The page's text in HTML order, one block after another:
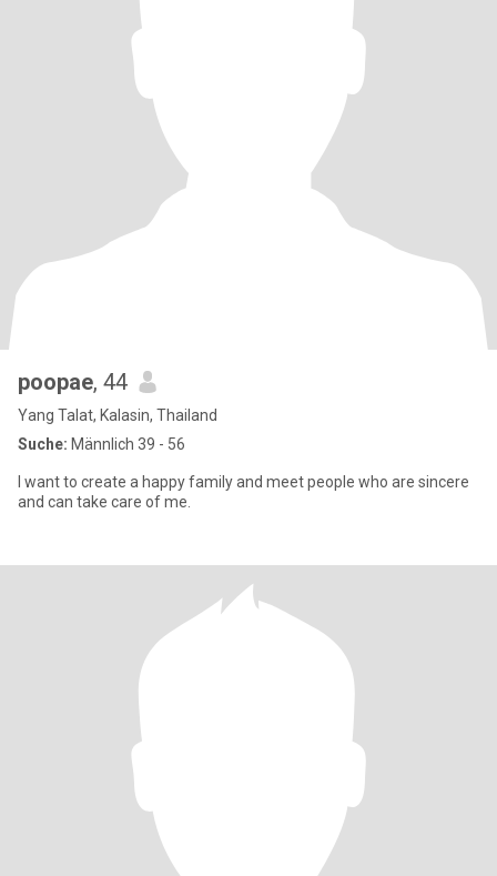
poopae, 44
Yang Talat, Kalasin, Thailand
Suche: Männlich 39 - 56
I want to create a happy family and meet people who are sincere
and can take care of me.